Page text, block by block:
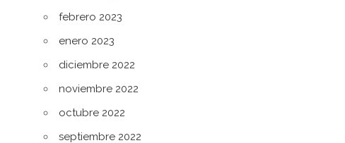
febrero 2023
enero 2023
diciembre 2022
noviembre 2022
octubre 2022
septiembre 2022